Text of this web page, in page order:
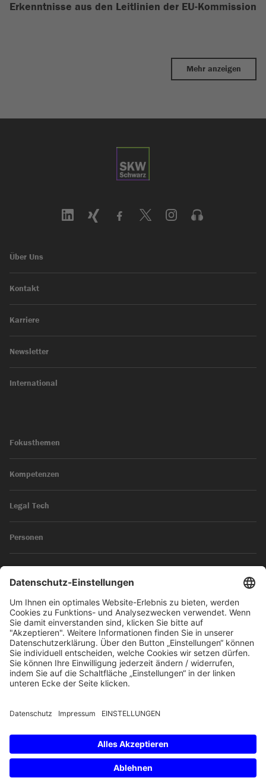
Erkenntnisse aus den Leitlinien der EU-Kommission
Mehr anzeigen
Über Uns
Kontakt
Karriere
Newsletter
International
Fokusthemen
Kompetenzen
Legal Tech
Personen
News
Impressum
Datenschutz